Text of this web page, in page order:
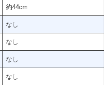
約44cm
なし
なし
なし
なし